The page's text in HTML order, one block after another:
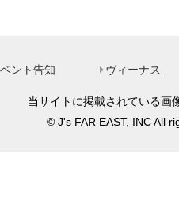
ント告知 ヴィーナス
当サイトに掲載されている画
© J's FAR EAST, INC All